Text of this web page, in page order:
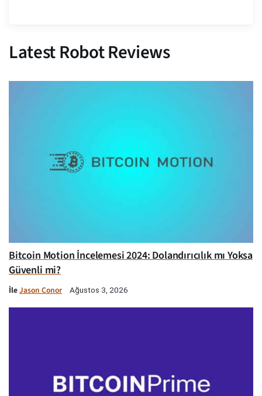
Latest Robot Reviews
Bitcoin Motion İncelemesi 2024: Dolandırıcılık mı Yoksa
Güvenli mi?
İleJason Conor Ağustos 3, 2026